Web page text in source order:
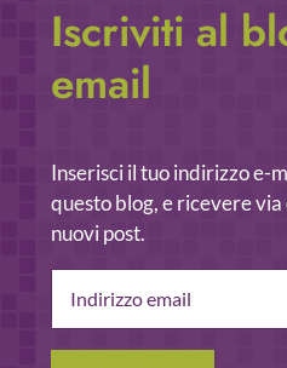
Iscriviti al
email
Inserisci il tuo indirizzo e-
questo blog, e ricevere
nuovi post.
email